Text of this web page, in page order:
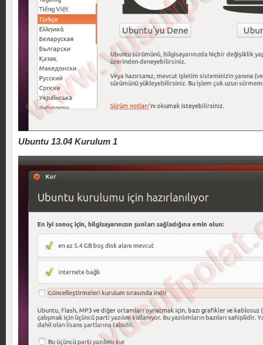
Ubuntu 13.04 Kurulum 1